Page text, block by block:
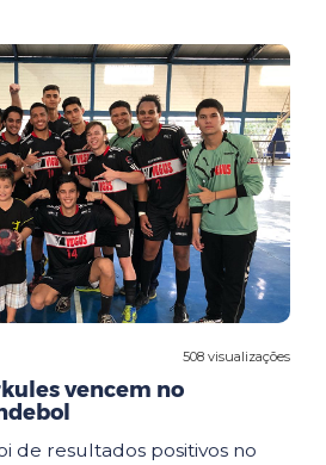
508 visualizações
vencem no
de resultados positivos no